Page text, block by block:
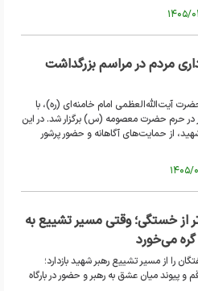
مردم در مراسم بزرگداشت
آیت‌الله‌العظمی امام خامنه‌ای (ره)، با
در حرم حضرت معصومه (س) برگزار شد. در این
از حمایت‌های آگاهانه و حضور پرشور
از خستگی؛ وقتی مسیر تشییع به
می‌خورد
را از مسیر تشییع رهبر شهید بازدارد؛
و پیوند میان عشق به رهبر و حضور در بارگاه